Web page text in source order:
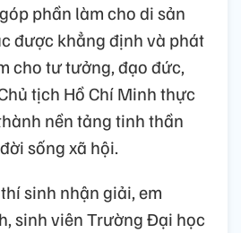
phần làm cho di sản
được khẳng định và phát
cho tư tưởng, đạo đức,
tịch Hồ Chí Minh thực
nền tảng tinh thần
sống xã hội.
sinh nhận giải, em
sinh viên Trường Đại học